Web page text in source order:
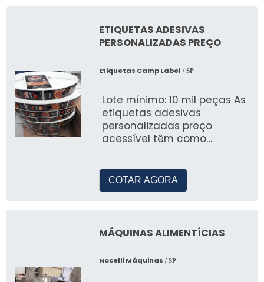
ETIQUETAS ADESIVAS
PERSONALIZADAS PREÇO
Etiquetas Camp Label / SP
Lote mínimo: 10 mil peças As
etiquetas adesivas
personalizadas preço
acessível têm como
COTAR AGORA
MÁQUINAS ALIMENTÍCIAS
Nocelli Máquinas / SP